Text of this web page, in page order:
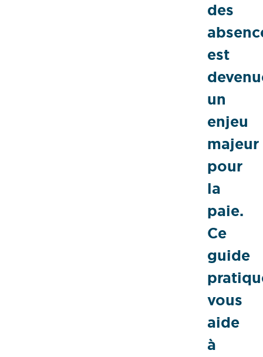
des
est
un
enjeu
majeur
pour
la
paie.
Ce
guide
vous
aide
à